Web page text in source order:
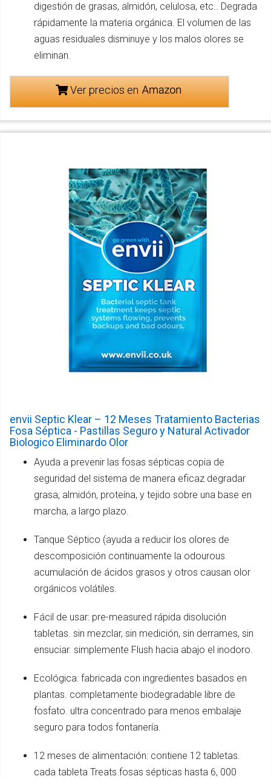
digestión de grasas, almidón, celulosa, etc.. Degrada
rápidamente la materia orgánica. El volumen de las
aguas residuales disminuye y los malos olores se
eliminan.
Ver precios en
envii Septic Klear – 12 Meses Tratamiento Bacterias
Fosa Séptica - Pastillas Seguro y Natural Activador
Biologico Eliminardo Olor
Ayuda a prevenir las fosas sépticas copia de
seguridad del sistema de manera eficaz degradar
grasa, almidón, proteína, y tejido sobre una base en
marcha, a largo plazo.
Tanque Séptico (ayuda a reducir los olores de
descomposición continuamente la odourous
acumulación de ácidos grasos y otros causan olor
orgánicos volátiles.
Fácil de usar: pre-measured rápida disolución
tabletas. sin mezclar, sin medición, sin derrames, sin
ensuciar. simplemente Flush hacia abajo el inodoro.
Ecológica: fabricada con ingredientes basados en
plantas. completamente biodegradable libre de
fosfato. ultra concentrado para menos embalaje
seguro para todos fontanería.
12 meses de alimentación: contiene 12 tabletas.
cada tableta Treats fosas sépticas hasta 6, 000